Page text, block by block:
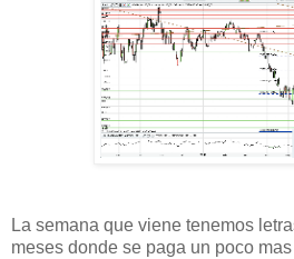
La semana que viene tenemos
meses donde se paga un poco